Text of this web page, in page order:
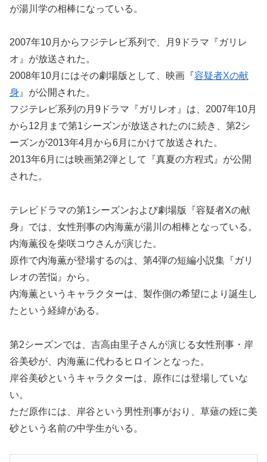
が湯川学の相棒になっている。
2007年10月からフジテレビ系列で、月9ドラマ『ガリレ
オ』が放送された。
2008年10月にはその劇場版として、映画『容疑者Xの献
身 』が公開された。
フジテレビ系列の月9ドラマ『ガリレオ』は、2007年10月
から12月まで第1シーズンが放送されたのに続き、第2シ
ーズンが2013年4月から6月にかけて放送された。
2013年6月には映画第2弾として『真夏の方程式』が公開
された。
テレビドラマの第1シーズンおよび劇場版『容疑者Xの献
身』では、女性刑事の内海薫が湯川の相棒となっている。
内海薫役を柴咲コウさんが演じた。
原作で内海薫が登場するのは、第4弾の短編小説集『ガリ
レオの苦悩』から。
内海薫というキャラクターは、製作側の希望により誕生し
たという経緯がある。
第2シーズンでは、吉高由里子さんが演じる女性刑事・岸
谷美砂が、内海薫に代わるヒロインとなった。
岸谷美砂というキャラクターは、原作には登場していな
い。
ただ原作には、岸谷という男性刑事がおり、草薙の姪に美
砂という名前の中学生がいる。